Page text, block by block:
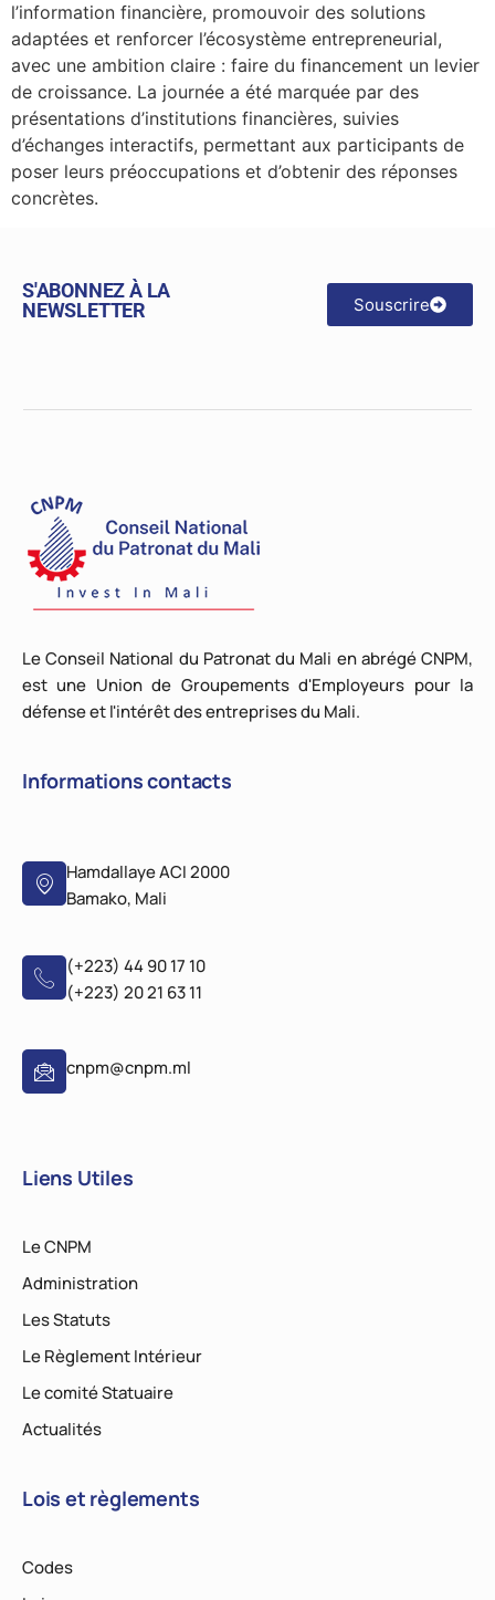
l’information financière, promouvoir des solutions
adaptées et renforcer l’écosystème entrepreneurial,
avec une ambition claire : faire du financement un levier
de croissance. La journée a été marquée par des
présentations d’institutions financières, suivies
d’échanges interactifs, permettant aux participants de
poser leurs préoccupations et d’obtenir des réponses
concrètes.
S'ABONNEZ À LA
NEWSLETTER
Souscrire
Le Conseil National du Patronat du Mali en abrégé CNPM,
est une Union de Groupements d'Employeurs pour la
défense et l'intérêt des entreprises du Mali.
Informations contacts
Hamdallaye ACI 2000
Bamako, Mali
(+223) 44 90 17 10
(+223) 20 21 63 11
cnpm@cnpm.ml
Liens Utiles
Le CNPM
Administration
Les Statuts
Le Règlement Intérieur
Le comité Statuaire
Actualités
Lois et règlements
Codes